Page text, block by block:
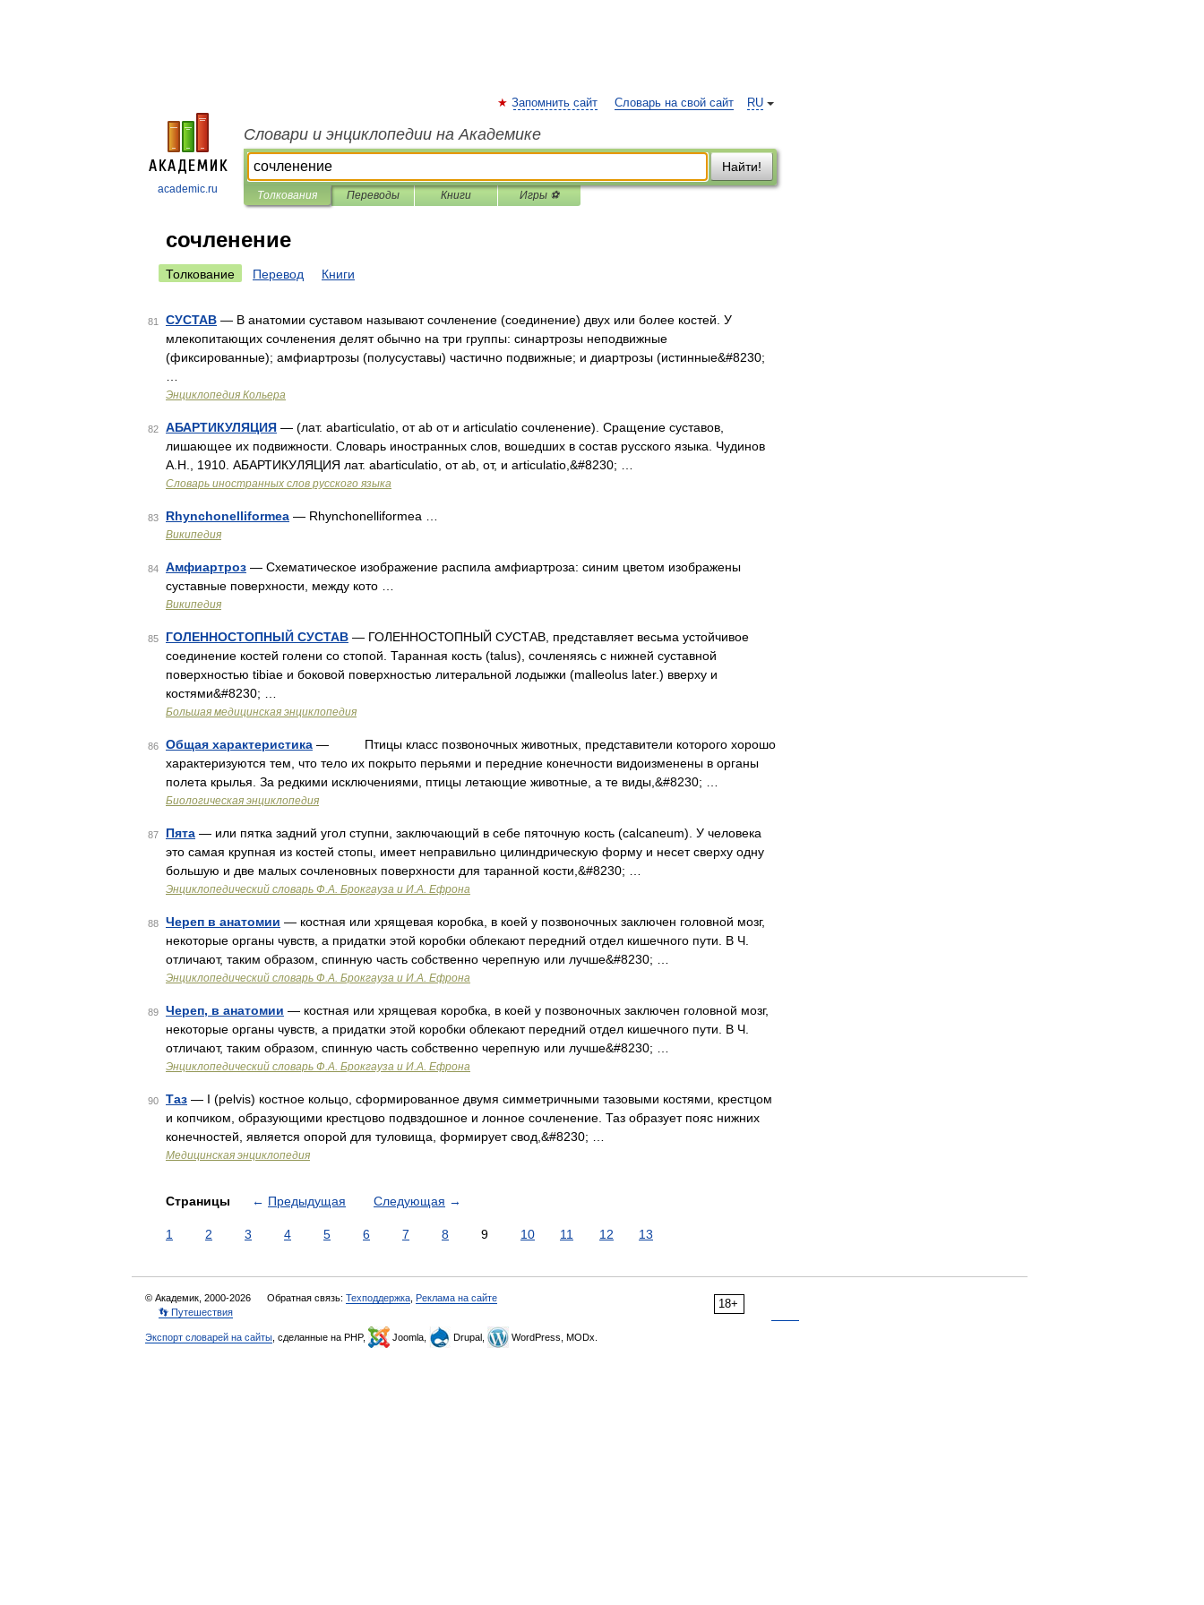
academic.ru
RU
Запомнить сайт Словарь на свой сайт
Словари и энциклопедии на Академике
Найти!
Толкования Переводы Книги Игры ⚽
сочленение
Толкование Перевод Книги
81 СУСТАВ — В анатомии суставом называют сочленение (соединение) двух или более костей. У
млекопитающих сочленения делят обычно на три группы: синартрозы неподвижные
(фиксированные); амфиартрозы (полусуставы) частично подвижные; и диартрозы (истинные&#8230;
Энциклопедия Кольера
82 АБАРТИКУЛЯЦИЯ — (лат. abarticulatio, от ab от и articulatio сочленение). Сращение суставов,
лишающее их подвижности. Словарь иностранных слов, вошедших в состав русского языка. Чудинов
А.Н., 1910. АБАРТИКУЛЯЦИЯ лат. abarticulatio, от ab, от, и articulatio,&#8230; …
Словарь иностранных слов русского языка
83 Rhynchonelliformea — Rhynchonelliformea …
Википедия
84 Амфиартроз — Схематическое изображение распила амфиартроза: синим цветом изображены
суставные поверхности, между кото …
Википедия
85 ГОЛЕННОСТОПНЫЙ СУСТАВ — ГОЛЕННОСТОПНЫЙ СУСТАВ, представляет весьма устойчивое
соединение костей голени со стопой. Таранная кость (talus), сочленяясь с нижней суставной
поверхностью tibiae и боковой поверхностью литеральной лодыжки (malleolus later.) вверху и
костями&#8230; …
Большая медицинская энциклопедия
86 Общая характеристика — Птицы класс позвоночных животных, представители которого хорошо
характеризуются тем, что тело их покрыто перьями и передние конечности видоизменены в органы
полета крылья. За редкими исключениями, птицы летающие животные, а те виды,&#8230; …
Биологическая энциклопедия
87 Пята — или пятка задний угол ступни, заключающий в себе пяточную кость (calcaneum). У человека
это самая крупная из костей стопы, имеет неправильно цилиндрическую форму и несет сверху одну
большую и две малых сочленовных поверхности для таранной кости,&#8230; …
Энциклопедический словарь Ф.А. Брокгауза и И.А. Ефрона
88 Череп в анатомии — костная или хрящевая коробка, в коей у позвоночных заключен головной мозг,
некоторые органы чувств, а придатки этой коробки облекают передний отдел кишечного пути. В Ч.
отличают, таким образом, спинную часть собственно черепную или лучше&#8230; …
Энциклопедический словарь Ф.А. Брокгауза и И.А. Ефрона
89 Череп, в анатомии — костная или хрящевая коробка, в коей у позвоночных заключен головной мозг,
некоторые органы чувств, а придатки этой коробки облекают передний отдел кишечного пути. В Ч.
отличают, таким образом, спинную часть собственно черепную или лучше&#8230; …
Энциклопедический словарь Ф.А. Брокгауза и И.А. Ефрона
90 Таз — I (pelvis) костное кольцо, сформированное двумя симметричными тазовыми костями, крестцом
и копчиком, образующими крестцово подвздошное и лонное сочленение. Таз образует пояс нижних
конечностей, является опорой для туловища, формирует свод,&#8230; …
Медицинская энциклопедия
Страницы ← Предыдущая Следующая →
1 2 3 4 5 6 7 8 9 10 11 12 13
18+
© Академик, 2000-2026 Обратная связь: Техподдержка Реклама на сайте
👣 Путешествия
Экспорт словарей на сайты , сделанные на PHP, Joomla, Drupal, WordPress, MODx.